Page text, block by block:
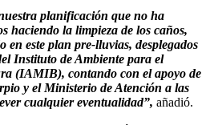
planificación que no ha
haciendo la limpieza de los caños,
en este plan pre-lluvias, desplegados
Instituto de Ambiente para el
(IAMIB), contando con el apoyo de
y el Ministerio de Atención a las
cualquier eventualidad”, añadió.